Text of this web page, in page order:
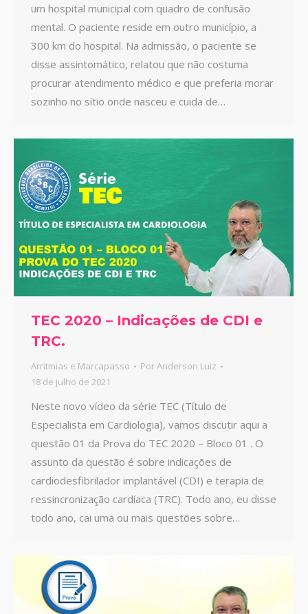
um hospital municipal com quadro de confusão
mental. O paciente reside em outro município, a
300 km do hospital. Na admissão, o paciente se
disse assintomático, relatou que não costuma
procurar atendimento médico e que preferia morar
sozinho no sítio onde nasceu e cuida de…
TEC 2020 – Indicações de CDI e
TRC.
Arritmias e Marcapasso PorAnderson Luiz
18 de julho de 2021
Neste novo vídeo da série TEC (Título de
Especialista em Cardiologia), vamos discutir aqui a
questão 01 da Prova do TEC 2020 – Bloco 01 . O
assunto da questão é sobre indicações de
cardiodesfibrilador implantável (CDI) e terapia de
ressincronização cardíaca (TRC). Todo ano, eu disse
todo ano, cai uma ou mais questões sobre…